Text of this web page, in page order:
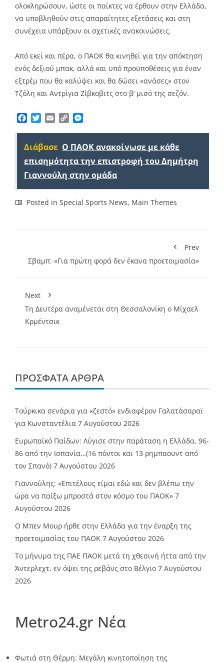
ολοκληρώσουν, ώστε οι παίκτες να έρθουν στην Ελλάδα,
να υποβληθούν στις απαραίτητες εξετάσεις και στη
συνέχεια υπάρξουν οι σχετικές ανακοινώσεις.
Από εκεί και πέρα, ο ΠΑΟΚ θα κινηθεί για την απόκτηση
ενός δεξιού μπακ, αλλά και υπό προϋποθέσεις για έναν
εξτρέμ που θα καλύψει και θα δώσει «ανάσες» στον
Τζόλη και Αντρίγια Ζίβκοβιτς στο β’ μισό της σεζόν.
Facebook
TwitterEmailCopy
Διάβασε Ο ΠΑΟΚ ανακοίνωσε με κάθε
επισημότητα την επιστροφή του Δημήτρη
Γιαννούλη στην ομάδα
Posted in Special Sports News, Main Themes
Prev
Σβαμπ: «Για πρώτη φορά δεν έκανα προετοιμασία»
Next
Τη Δευτέρα αναμένεται στη Θεσσαλονίκη ο Μίχαελ
Κρμέντσικ
ΠΡΌΣΦΑΤΑ ΆΡΘΡΑ
Τούρκικα σενάρια για «ζεστό» ενδιαφέρον Γαλατάσαραϊ
για Κωνσταντέλια 7 Αυγούστου 2026
Ευρωπαϊκό Παίδων: Λύγισε στην παράταση η Ελλάδα, 96-
86 από την Ισπανία…(16 πόντοι και 13 ρημπαουντ από
τον Σπανό) 7 Αυγούστου 2026
Γιαννούλης: «Επιτέλους είμαι εδώ και δεν βλέπω την
ώρα να παίξω μπροστά στον κόσμο του ΠΑΟΚ» 7
Αυγούστου 2026
O Mπεν Μουρ ήρθε στην Ελλάδα για την έναρξη της
προετοιμασίας του ΠΑΟΚ 7 Αυγούστου 2026
Το μήνυμα της ΠΑΕ ΠΑΟΚ μετά τη χθεσινή ήττα από την
Άντερλεχτ, εν όψει της ρεβάνς στο Βέλγιο 7 Αυγούστου
2026
Metro24.gr Νέα
Φωτιά στη Θέρμη: Μεγάλη κινητοποίηση της